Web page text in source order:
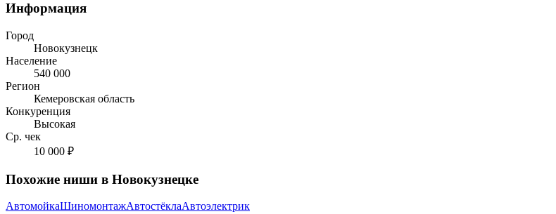
Информация
Город
Новокузнецк
Население
540 000
Регион
Кемеровская область
Конкуренция
Высокая
Ср. чек
10 000 ₽
Похожие ниши в Новокузнецке
АвтомойкаШиномонтажАвтостёклаАвтоэлектрик